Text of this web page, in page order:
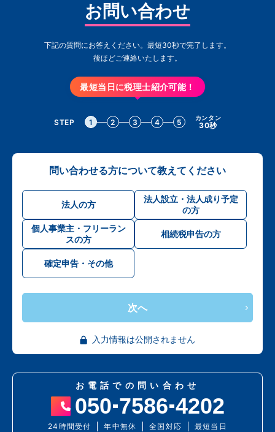
お問い合わせ
下記の質問にお答えください。最短30秒で完了します。
後ほどご連絡いたします。
最短当日に税理士紹介可能！
STEP 1 2 3 4 5 カンタン
30秒
問い合わせる方について教えてください
法人の方
法人設立・法人成り予定
の方
個人事業主・フリーラン
スの方
相続税申告の方
確定申告・その他
次へ
入力情報は公開されません
お電話での問い合わせ
050 7586 4202
24時間受付 年中無休 全国対応 最短当日